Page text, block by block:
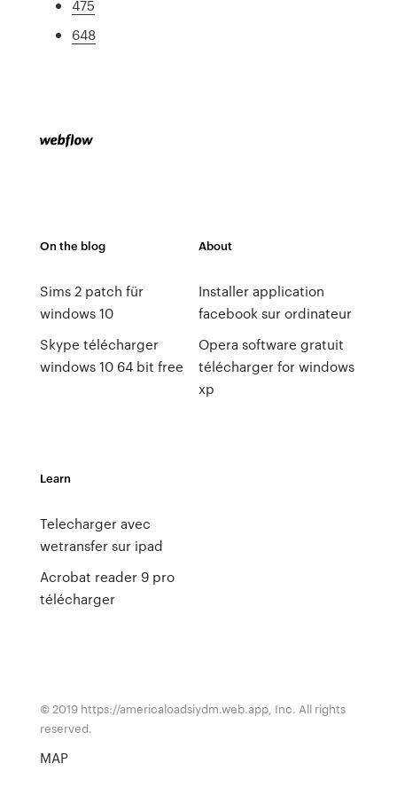
475
648
On the blog
Sims 2 patch für
windows 10
Skype télécharger
windows 10 64 bit free
About
Installer application
facebook sur ordinateur
Opera software gratuit
télécharger for windows
xp
Learn
Telecharger avec
wetransfer sur ipad
Acrobat reader 9 pro
télécharger
© 2019 https://americaloadsiydm.web.app, Inc. All rights
reserved.
MAP